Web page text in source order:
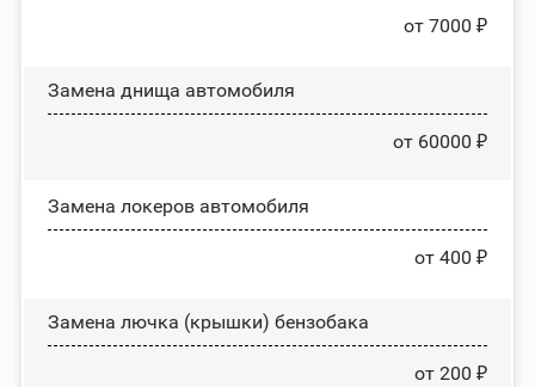
от 7000 ₽
Замена днища автомобиля
от 60000 ₽
Замена лoĸepoв автомобиля
от 400 ₽
Замена лючка (крышки) бензобака
от 200 ₽